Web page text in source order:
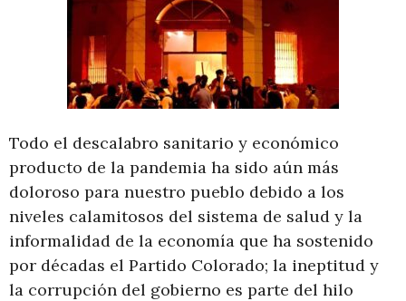
Todo el descalabro sanitario y económico
producto de la pandemia ha sido aún más
doloroso para nuestro pueblo debido a los
niveles calamitosos del sistema de salud y la
informalidad de la economía que ha sostenido
por décadas el Partido Colorado; la ineptitud y
la corrupción del gobierno es parte del hilo